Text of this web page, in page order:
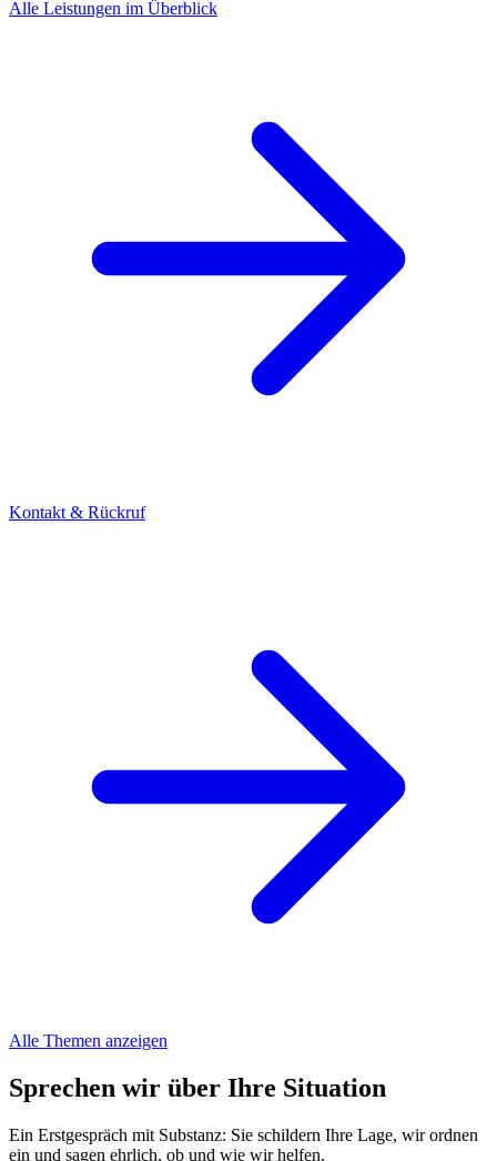
Alle Leistungen im Überblick
Kontakt & Rückruf
Alle Themen anzeigen
Sprechen wir über Ihre Situation
Ein Erstgespräch mit Substanz: Sie schildern Ihre Lage, wir ordnen
ein und sagen ehrlich, ob und wie wir helfen.